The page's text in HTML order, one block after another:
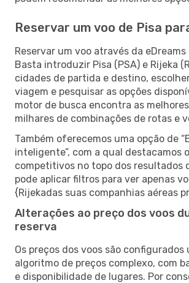
Reservar um voo de Pisa
Reservar um voo através da eDreams
Basta introduzir Pisa (PSA) e Rijeka
cidades de partida e destino,
viagem e pesquisar as opções
motor de busca encontra as
milhares de combinações de rotas e
Também oferecemos uma opção de
inteligente”, com a qual destacamos
competitivos no topo dos resultados
pode aplicar filtros para ver apenas
{Rijekadas suas companhias aéreas
Alterações ao preço dos voos
reserva
Os preços dos voos são configurados
algoritmo de preços complexo, com
e disponibilidade de lugares. Por